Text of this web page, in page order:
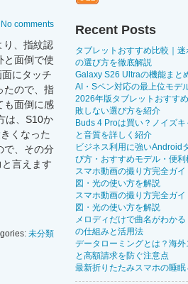
No comments
り、指紋認
と面倒で使
にタッチ
たので、指
も面倒に感
は、S10か
くなった
で、その分
言えます
未分類
Recent Posts
タブレットおすすめ比較｜
の選び方を徹底解説
Galaxy S26 Ultraの機能まと
AI・Sペン対応の最上位モデ
2026年版タブレットおすす
敗しない選び方を紹介
Buds 4 Proは買い？ノイズ
と音質を詳しく紹介
ビジネス利用に強いAndroid
び方・おすすめモデル・便
スマホ動画の撮り方完全ガ
図・光の使い方を解説
スマホ動画の撮り方完全ガ
図・光の使い方を解説
メロディだけで曲名がわか
の仕組みと活用法
データローミングとは？海
と高額請求を防ぐ注意点
最新折りたたみスマホの睡